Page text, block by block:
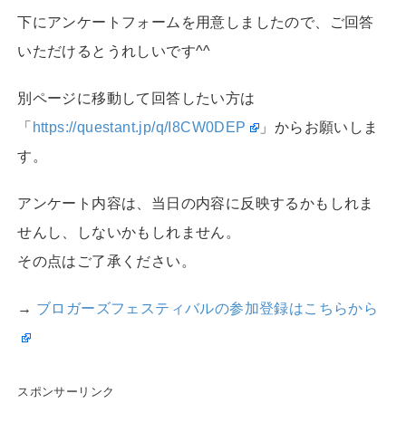
下にアンケートフォームを用意しましたので、ご回答
いただけるとうれしいです^^
別ページに移動して回答したい方は
「 https://questant.jp/q/I8CW0DEP
」からお願いしま
す。
アンケート内容は、当日の内容に反映するかもしれま
せんし、しないかもしれません。
その点はご了承ください。
→ ブロガーズフェスティバルの参加登録はこちらから
スポンサーリンク